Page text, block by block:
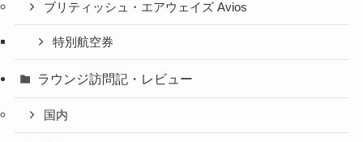
ブリティッシュ・エアウェイズ Avios
特別航空券
ラウンジ訪問記・レビュー
国内